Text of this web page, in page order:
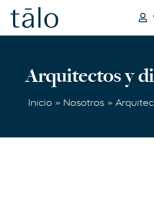
Arquitectos y
Inicio» Nosotros»